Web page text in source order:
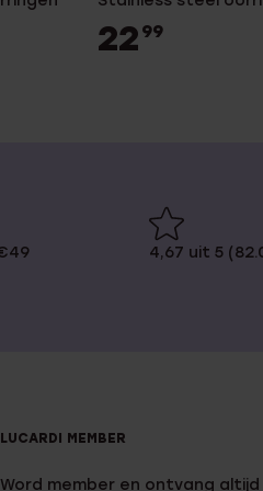
22 99
4,67 uit 5
LUCARDI MEMBER
Word member en ontvang altijd